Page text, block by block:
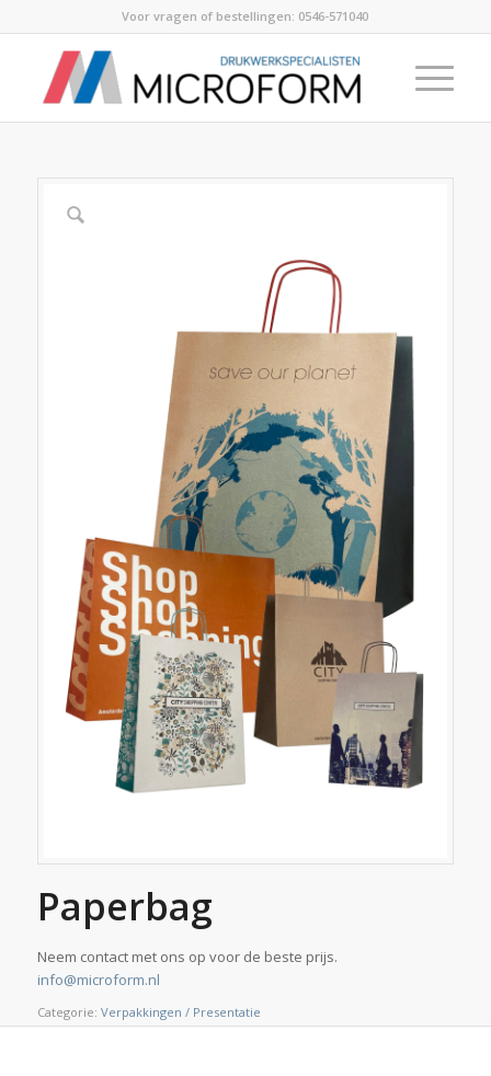
Voor vragen of bestellingen: 0546-571040
Paperbag
Neem contact met ons op voor de beste prijs.
info@microform.nl
Categorie: Verpakkingen / Presentatie